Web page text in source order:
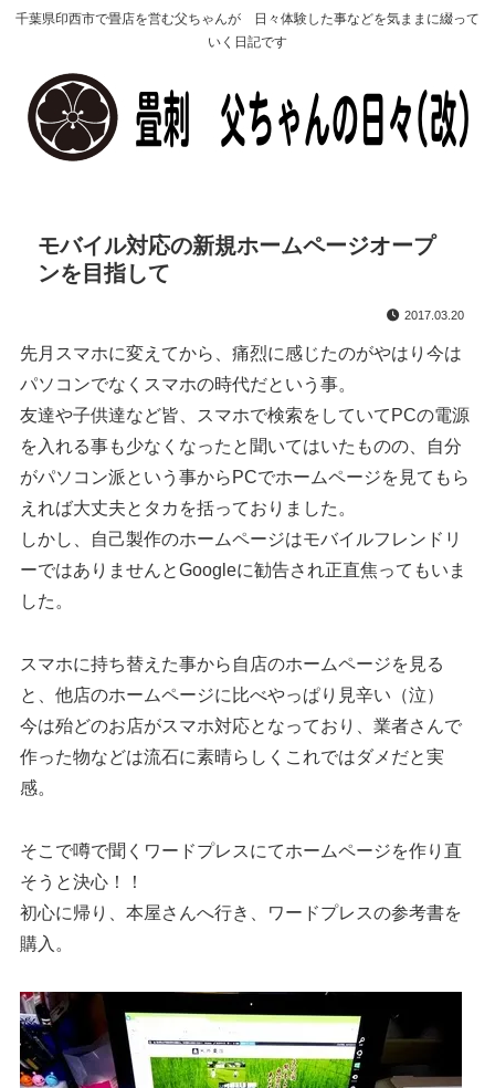
千葉県印西市で畳店を営む父ちゃんが 日々体験した事などを気ままに綴って
いく日記です
モバイル対応の新規ホームページオープ
ンを目指して
2017.03.20
先月スマホに変えてから、痛烈に感じたのがやはり今は
パソコンでなくスマホの時代だという事。
友達や子供達など皆、スマホで検索をしていてPCの電源
を入れる事も少なくなったと聞いてはいたものの、自分
がパソコン派という事からPCでホームページを見てもら
えれば大丈夫とタカを括っておりました。
しかし、自己製作のホームページはモバイルフレンドリ
ーではありませんとGoogleに勧告され正直焦ってもいま
した。
スマホに持ち替えた事から自店のホームページを見る
と、他店のホームページに比べやっぱり見辛い（泣）
今は殆どのお店がスマホ対応となっており、業者さんで
作った物などは流石に素晴らしくこれではダメだと実
感。
そこで噂で聞くワードプレスにてホームページを作り直
そうと決心！！
初心に帰り、本屋さんへ行き、ワードプレスの参考書を
購入。